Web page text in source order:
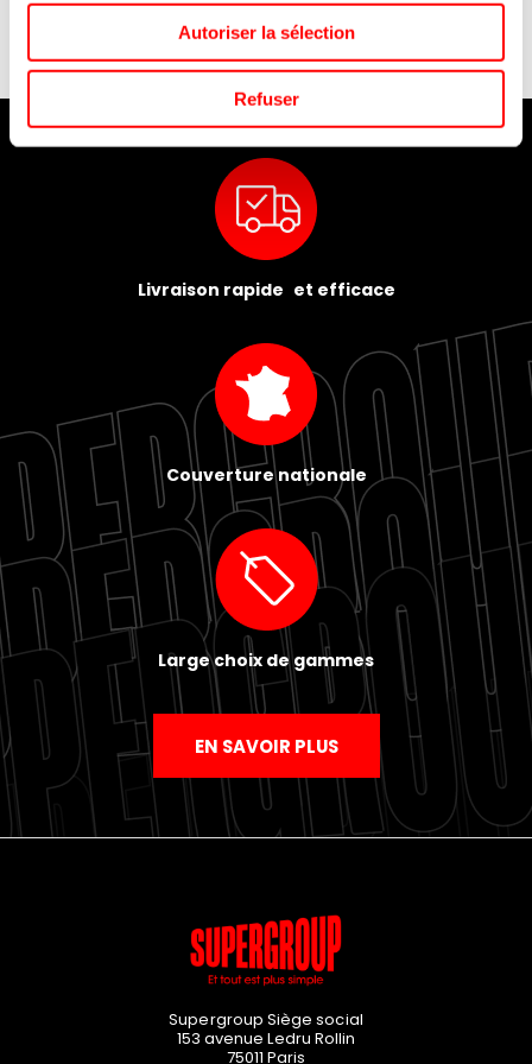
Autoriser la sélection
Refuser
Livraison rapide et efficace
Couverture nationale
Large choix de gammes
EN SAVOIR PLUS
Supergroup Siège social
153 avenue Ledru Rollin
75011 Paris